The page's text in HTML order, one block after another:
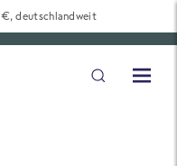
deutschlandweit